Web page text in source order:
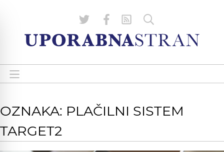
OZNAKA: PLAČILNI SISTEM
TARGET2